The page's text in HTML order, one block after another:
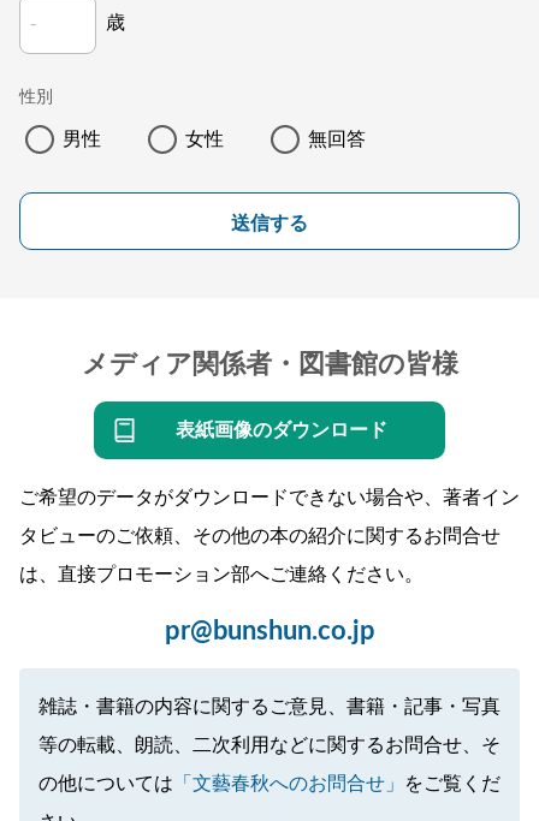
歳
性別
男性 女性 無回答
送信する
メディア関係者・図書館の皆様
表紙画像のダウンロード
ご希望のデータがダウンロードできない場合や、著者イン
タビューのご依頼、その他の本の紹介に関するお問合せ
は、直接プロモーション部へご連絡ください。
pr@bunshun.co.jp
雑誌・書籍の内容に関するご意見、書籍・記事・写真
等の転載、朗読、二次利用などに関するお問合せ、そ
の他については 「文藝春秋へのお問合せ」
をご覧くだ